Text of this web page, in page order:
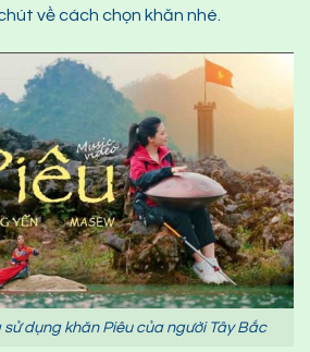
về cách chọn khăn nhé.
dụng khăn Piêu của người Tây Bắc